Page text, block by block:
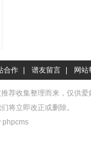
合作 谱友留言 网站
荐收集整理而来，仅供
将立即改正或删除。
phpcms